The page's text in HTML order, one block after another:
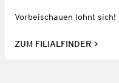
Vorbeischauen lohnt
ZUM FILIALFINDER